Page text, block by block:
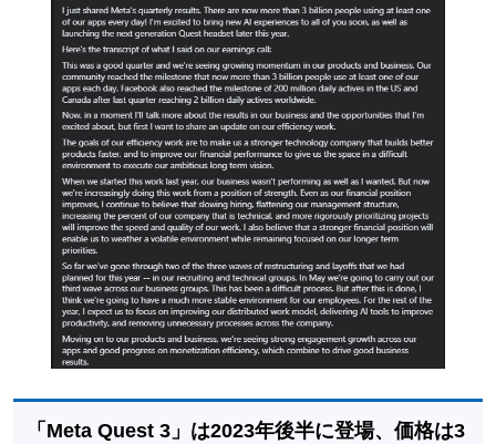
「Meta Quest 3」は2023年後半に登場、価格は3